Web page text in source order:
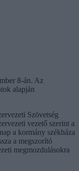
8-án. Az
alapján
Szövetség
vezető szerint a
a kormány székháza
a megszorító
megmozdulásokra